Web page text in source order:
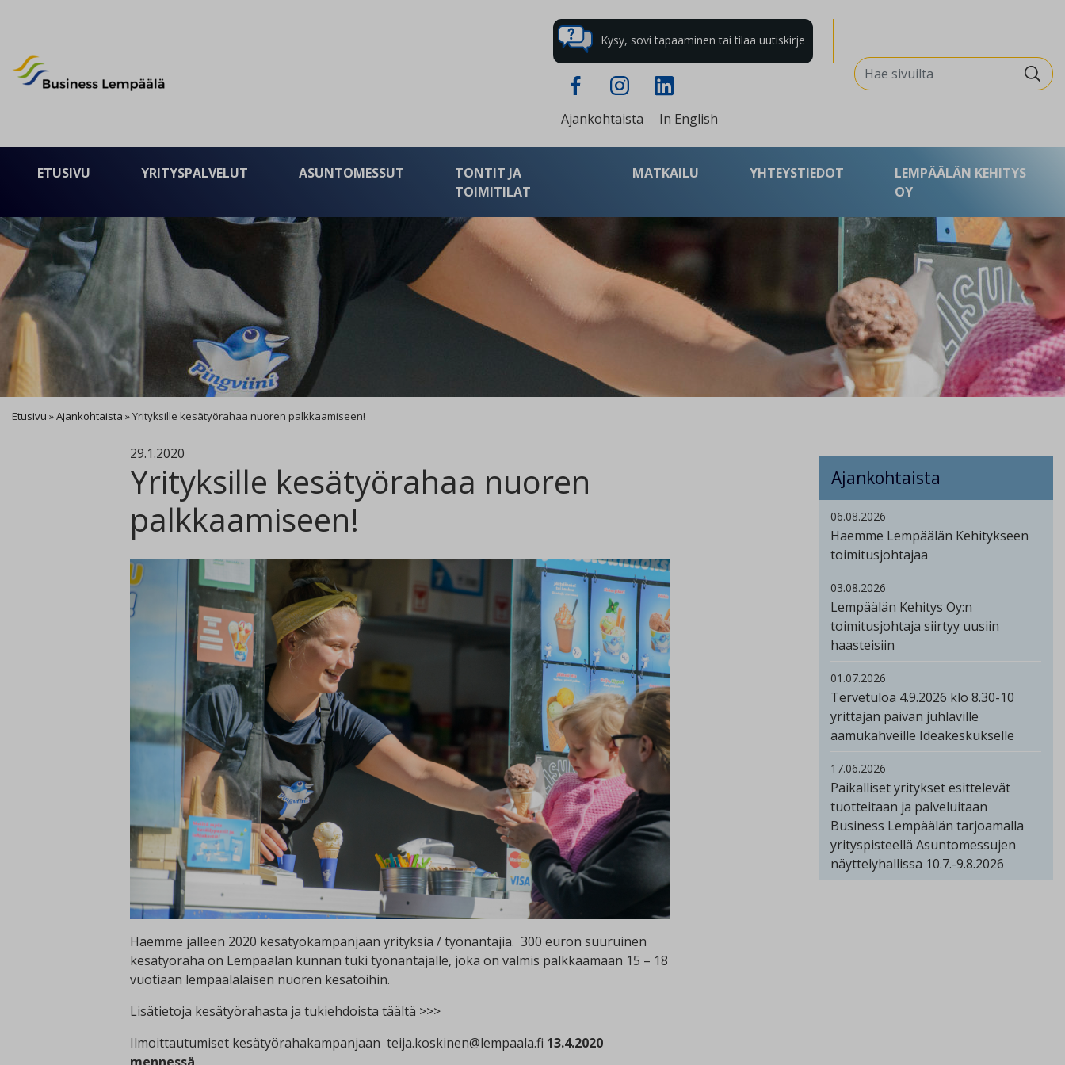
Business Lempäälä
Kysy, sovi tapaaminen tai tilaa uutiskirje
Ajankohtaista In English
Search for:
ETUSIVU YRITYSPALVELUT ASUNTOMESSUT
TONTIT JA
TOIMITILAT
MATKAILU YHTEYSTIEDOT
LEMPÄÄLÄN KEHITYS
OY
Etusivu »Ajankohtaista »Yrityksille kesätyörahaa nuoren palkkaamiseen!
29.1.2020
Yrityksille kesätyörahaa nuoren
palkkaamiseen!
Haemme jälleen 2020 kesätyökampanjaan yrityksiä / työnantajia. 300 euron suuruinen
kesätyöraha on Lempäälän kunnan tuki työnantajalle, joka on valmis palkkaamaan 15 – 18
vuotiaan lempääläläisen nuoren kesätöihin.
Lisätietoja kesätyörahasta ja tukiehdoista täältä >>>
Ilmoittautumiset kesätyörahakampanjaan teija.koskinen@lempaala.fi 13.4.2020
mennessä
Ajankohtaista
06.08.2026
Haemme Lempäälän Kehitykseen
toimitusjohtajaa
03.08.2026
Lempäälän Kehitys Oy:n
toimitusjohtaja siirtyy uusiin
haasteisiin
01.07.2026
Tervetuloa 4.9.2026 klo 8.30-10
yrittäjän päivän juhlaville
aamukahveille Ideakeskukselle
17.06.2026
Paikalliset yritykset esittelevät
tuotteitaan ja palveluitaan
Business Lempäälän tarjoamalla
yrityspisteellä Asuntomessujen
näyttelyhallissa 10.7.-9.8.2026